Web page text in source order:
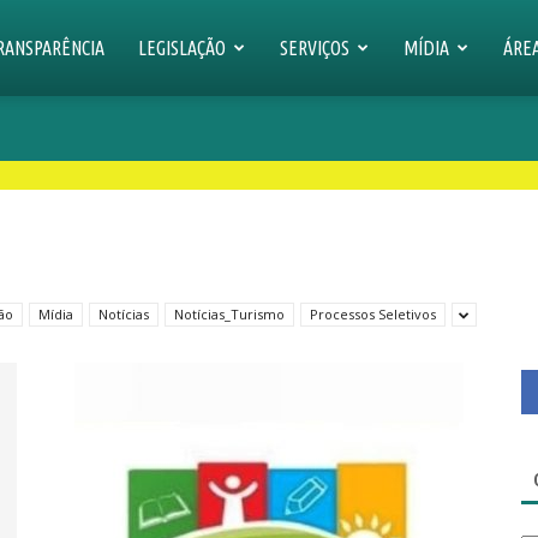
LEGISLAÇÃO SERVIÇOS MÍDIA
Mídia Notícias Notícias_Turismo Processos Seletivos